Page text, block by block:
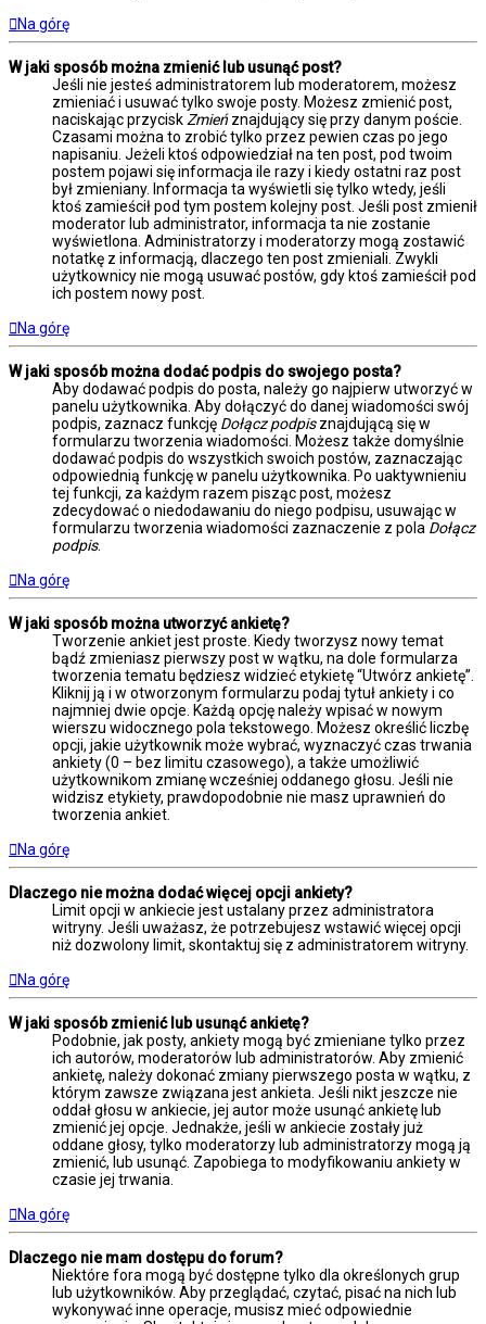
Na górę
W jaki sposób można zmienić lub usunąć post?
Jeśli nie jesteś administratorem lub moderatorem, możesz
zmieniać i usuwać tylko swoje posty. Możesz zmienić post,
naciskając przyciskZmieńznajdujący się przy danym poście.
Czasami można to zrobić tylko przez pewien czas po jego
napisaniu. Jeżeli ktoś odpowiedział na ten post, pod twoim
postem pojawi się informacja ile razy i kiedy ostatni raz post
był zmieniany. Informacja ta wyświetli się tylko wtedy, jeśli
ktoś zamieścił pod tym postem kolejny post. Jeśli post zmienił
moderator lub administrator, informacja ta nie zostanie
wyświetlona. Administratorzy i moderatorzy mogą zostawić
notatkę z informacją, dlaczego ten post zmieniali. Zwykli
użytkownicy nie mogą usuwać postów, gdy ktoś zamieścił pod
ich postem nowy post.
Na górę
W jaki sposób można dodać podpis do swojego posta?
Aby dodawać podpis do posta, należy go najpierw utworzyć w
panelu użytkownika. Aby dołączyć do danej wiadomości swój
podpis, zaznacz funkcję Dołącz podpisznajdującą się w
formularzu tworzenia wiadomości. Możesz także domyślnie
dodawać podpis do wszystkich swoich postów, zaznaczając
odpowiednią funkcję w panelu użytkownika. Po uaktywnieniu
tej funkcji, za każdym razem pisząc post, możesz
zdecydować o niedodawaniu do niego podpisu, usuwając w
formularzu tworzenia wiadomości zaznaczenie z pola Dołącz
podpis.
Na górę
W jaki sposób można utworzyć ankietę?
Tworzenie ankiet jest proste. Kiedy tworzysz nowy temat
bądź zmieniasz pierwszy post w wątku, na dole formularza
tworzenia tematu będziesz widzieć etykietę “Utwórz ankietę”.
Kliknij ją i w otworzonym formularzu podaj tytuł ankiety i co
najmniej dwie opcje. Każdą opcję należy wpisać w nowym
wierszu widocznego pola tekstowego. Możesz określić liczbę
opcji, jakie użytkownik może wybrać, wyznaczyć czas trwania
ankiety (0 – bez limitu czasowego), a także umożliwić
użytkownikom zmianę wcześniej oddanego głosu. Jeśli nie
widzisz etykiety, prawdopodobnie nie masz uprawnień do
tworzenia ankiet.
Na górę
Dlaczego nie można dodać więcej opcji ankiety?
Limit opcji w ankiecie jest ustalany przez administratora
witryny. Jeśli uważasz, że potrzebujesz wstawić więcej opcji
niż dozwolony limit, skontaktuj się z administratorem witryny.
Na górę
W jaki sposób zmienić lub usunąć ankietę?
Podobnie, jak posty, ankiety mogą być zmieniane tylko przez
ich autorów, moderatorów lub administratorów. Aby zmienić
ankietę, należy dokonać zmiany pierwszego posta w wątku, z
którym zawsze związana jest ankieta. Jeśli nikt jeszcze nie
oddał głosu w ankiecie, jej autor może usunąć ankietę lub
zmienić jej opcje. Jednakże, jeśli w ankiecie zostały już
oddane głosy, tylko moderatorzy lub administratorzy mogą ją
zmienić, lub usunąć. Zapobiega to modyfikowaniu ankiety w
czasie jej trwania.
Na górę
Dlaczego nie mam dostępu do forum?
Niektóre fora mogą być dostępne tylko dla określonych grup
lub użytkowników. Aby przeglądać, czytać, pisać na nich lub
wykonywać inne operacje, musisz mieć odpowiednie